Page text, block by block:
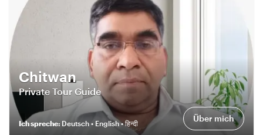
Chitwan
Private Tour Guide
Ich spreche: Deutsch • English • हिन्दी Über mich